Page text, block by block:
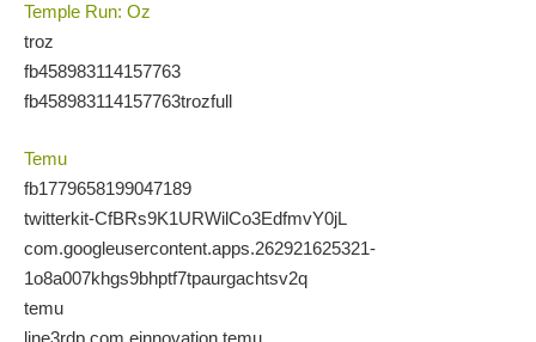
Temple Run: Oz
troz
fb458983114157763
fb458983114157763trozfull
Temu
fb1779658199047189
twitterkit-CfBRs9K1URWilCo3EdfmvY0jL
com.googleusercontent.apps.262921625321-
1o8a007khgs9bhptf7tpaurgachtsv2q
temu
line3rdp.com.einnovation.temu